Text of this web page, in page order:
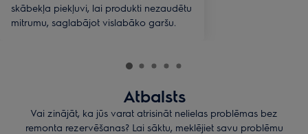
skābekļa piekļuvi, lai produkti nezaudētu
mitrumu, saglabājot vislabāko garšu.
Atbalsts
Vai zinājāt, ka jūs varat atrisināt nelielas problēmas bez
remonta rezervēšanas? Lai sāktu, meklējiet savu problēmu